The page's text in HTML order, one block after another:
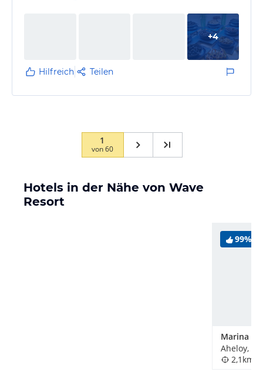
+4
Hilfreich Teilen
1
von60
Hotels in der Nähe von Wave
Resort
99%
Marina
Aheloy,
2,1km